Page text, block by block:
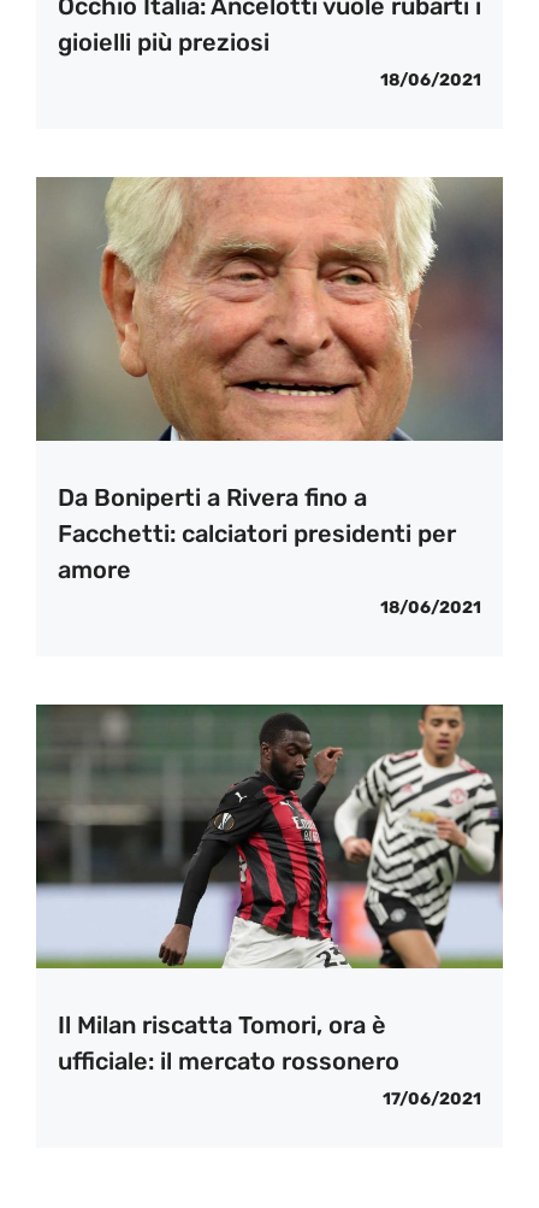
gioielli più preziosi
18/06/2021
Da Boniperti a Rivera fino a
Facchetti: calciatori presidenti per
amore
18/06/2021
Il Milan riscatta Tomori, ora è
ufficiale: il mercato rossonero
17/06/2021